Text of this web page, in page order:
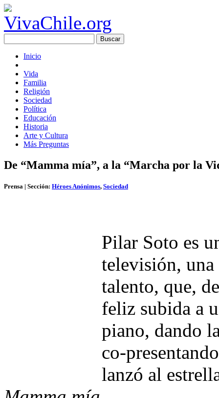
Inicio
Vida
Familia
Religión
Sociedad
Política
Educación
Historia
Arte y Cultura
Más Preguntas
De “Mamma mía”, a la “Marcha por la
Prensa | Sección: Héroes Anónimos, Sociedad
Pilar Soto es
televisión, una
talento, que,
feliz subida a
piano, dando
co-
lanzó al